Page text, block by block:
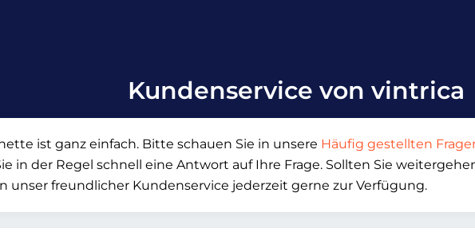
Kundenservice von vintrica
ist ganz einfach. Bitte schauen Sie in unsere Häufig gestellten
in der Regel schnell eine Antwort auf Ihre Frage. Sollten Sie
unser freundlicher Kundenservice jederzeit gerne zur Verfügung.